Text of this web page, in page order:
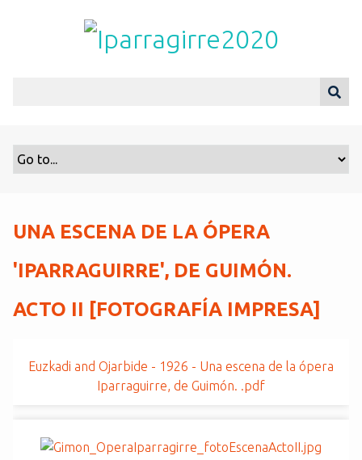
UNA ESCENA DE LA ÓPERA
'IPARRAGUIRRE', DE GUIMÓN.
ACTO II [FOTOGRAFÍA IMPRESA]
Euzkadi and Ojarbide - 1926 - Una escena de la ópera
Iparraguirre, de Guimón. .pdf